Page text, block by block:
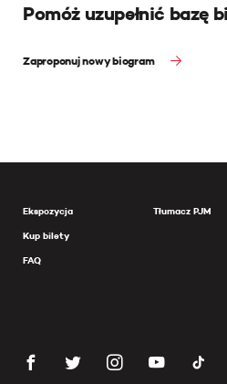
Pomóż uzupełnić bazę
Zaproponuj nowy biogram
Ekspozycja
Kup bilety
FAQ
Tłumacz PJM